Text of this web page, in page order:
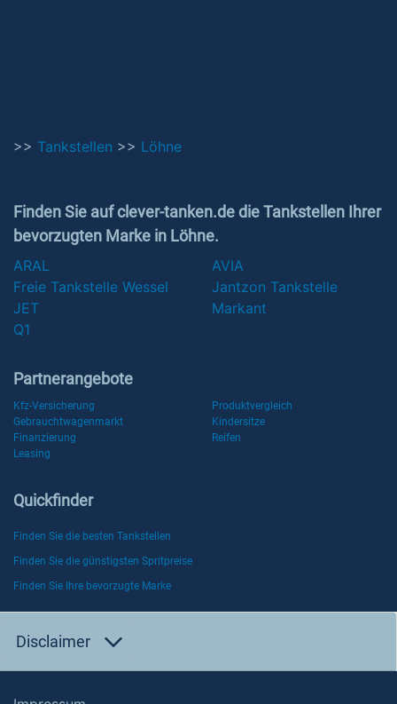
>> Tankstellen >> Löhne
Finden Sie auf clever-tanken.de die Tankstellen Ihrer
bevorzugten Marke in Löhne.
ARAL
AVIA
Freie Tankstelle Wessel
Jantzon Tankstelle
JET
Markant
Q1
Partnerangebote
Kfz-Versicherung
Produktvergleich
Gebrauchtwagenmarkt
Kindersitze
Finanzierung
Reifen
Leasing
Quickfinder
Finden Sie die besten Tankstellen
Finden Sie die günstigsten Spritpreise
Finden Sie Ihre bevorzugte Marke
Disclaimer